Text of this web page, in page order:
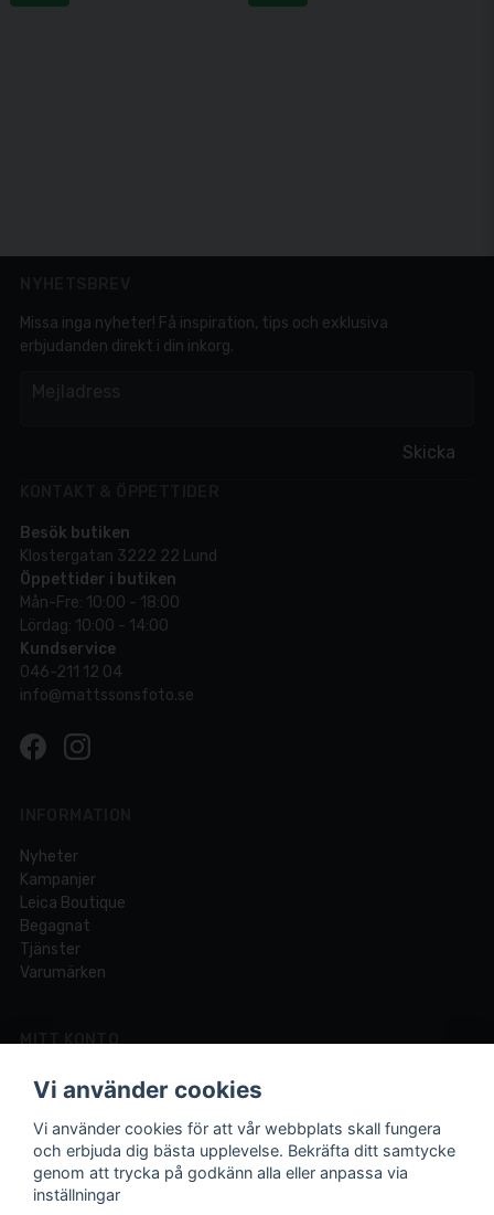
Skicka
Missa inga nyheter! Få inspiration, tips och exklusiva
erbjudanden direkt i din inkorg.
Besök butiken
Klostergatan 3222 22 Lund
Öppettider i butiken
Mån-Fre: 10:00 - 18:00
Lördag: 10:00 - 14:00
Kundservice
046-211 12 04
info@mattssonsfoto.se
Nyheter
Kampanjer
Leica Boutique
Begagnat
Tjänster
Varumärken
MITT KONTO
Logga in
Registrera dig
Glömt lösenord?
Vi använder cookies
Vi använder cookies för att vår webbplats skall fungera
och erbjuda dig bästa upplevelse. Bekräfta ditt samtycke
genom att trycka på godkänn alla eller anpassa via
inställningar